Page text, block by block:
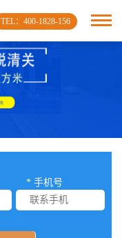
TEL：400-1828-156
* 手机号